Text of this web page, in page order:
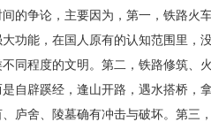
的争论，主要因为，第一，铁路火
功能，在国人原有的认知范围里，
同程度的文明。第二，铁路修筑、
自辟蹊经，逢山开路，遇水搭桥，
庐舍、陵墓确有冲击与破坏。第三